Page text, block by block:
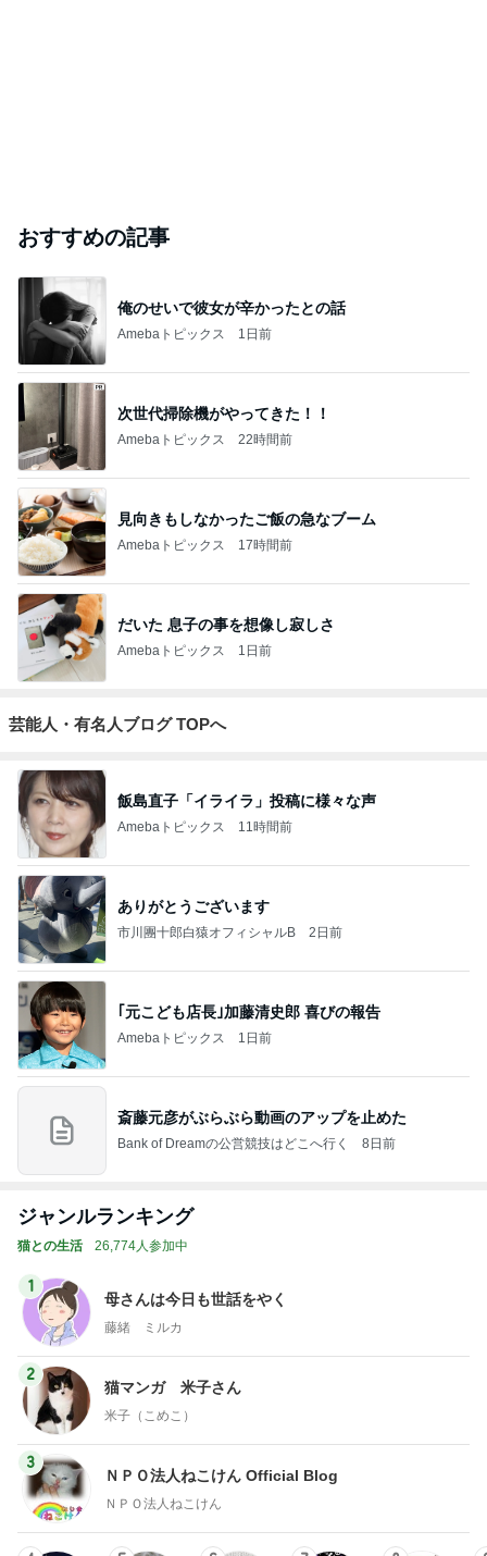
おすすめの記事
俺のせいで彼女が辛かったとの話
Amebaトピックス 1日前
次世代掃除機がやってきた！！
Amebaトピックス 22時間前
見向きもしなかったご飯の急なブーム
Amebaトピックス 17時間前
だいた 息子の事を想像し寂しさ
Amebaトピックス 1日前
芸能人・有名人ブログ TOPへ
飯島直子「イライラ」投稿に様々な声
Amebaトピックス 11時間前
ありがとうございます
市川團十郎白猿オフィシャルB 2日前
｢元こども店長｣加藤清史郎 喜びの報告
Amebaトピックス 1日前
斎藤元彦がぶらぶら動画のアップを止めた
Bank of Dreamの公営競技はどこへ行く 8日前
ジャンルランキング
猫との生活 26,774人参加中
1
母さんは今日も世話をやく
藤緒 ミルカ
2
猫マンガ 米子さん
米子（こめこ）
3
ＮＰＯ法人ねこけん Official Blog
ＮＰＯ法人ねこけん